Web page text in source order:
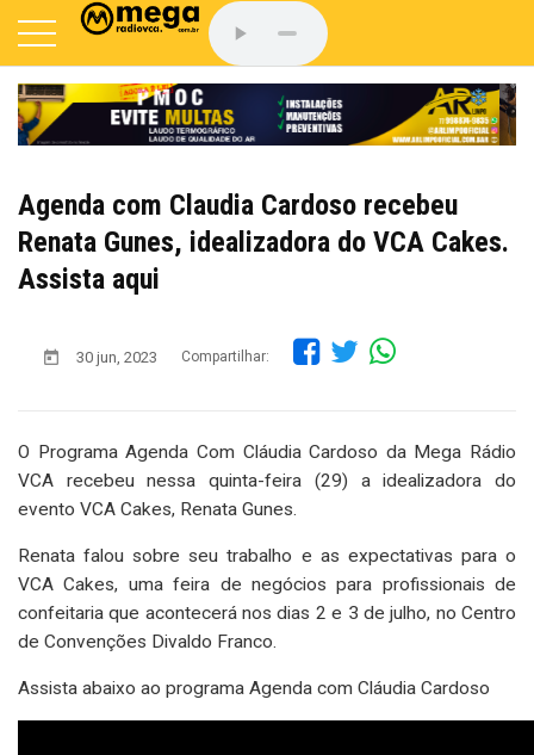
Agenda com Claudia Cardoso recebeu
Renata Gunes, idealizadora do VCA Cakes.
Assista aqui
30 jun, 2023 Compartilhar:
O Programa Agenda Com Cláudia Cardoso da Mega Rádio
VCA recebeu nessa quinta-feira (29) a idealizadora do
evento VCA Cakes, Renata Gunes.
Renata falou sobre seu trabalho e as expectativas para o
VCA Cakes, uma feira de negócios para profissionais de
confeitaria que acontecerá nos dias 2 e 3 de julho, no Centro
de Convenções Divaldo Franco.
Assista abaixo ao programa Agenda com Cláudia Cardoso